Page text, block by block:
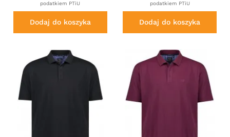
podatkiem PTiU
Dodaj do koszyka
podatkiem PTiU
Dodaj do koszyka